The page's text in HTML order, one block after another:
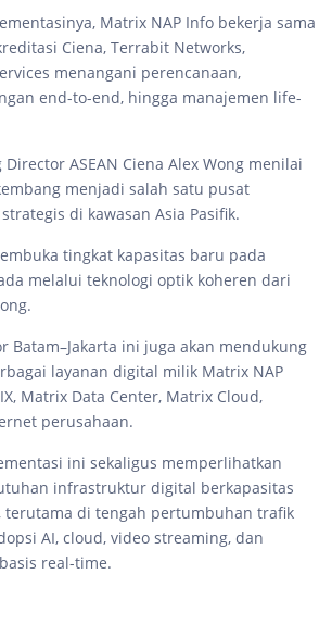
Matrix NAP Info bekerja sama
Ciena, Terrabit Networks,
menangani perencanaan,
end-to-end, hingga manajemen life-
ASEAN Ciena Alex Wong menilai
menjadi salah satu pusat
di kawasan Asia Pasifik.
tingkat kapasitas baru pada
melalui teknologi optik koheren dari
Batam–Jakarta ini juga akan mendukung
layanan digital milik Matrix NAP
Matrix Data Center, Matrix Cloud,
perusahaan.
ini sekaligus memperlihatkan
infrastruktur digital berkapasitas
terutama di tengah pertumbuhan trafik
AI, cloud, video streaming, dan
real-time.